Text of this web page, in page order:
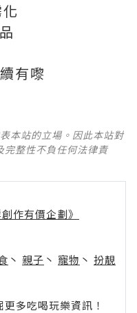
有嚟
本站的立場。因此本站對
完整性不負任何法律責
作有價企劃》
丶 親子 丶 寵物 丶 扮靚
多吃喝玩樂資訊！